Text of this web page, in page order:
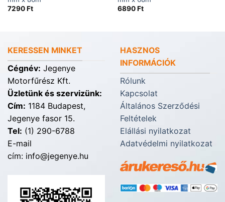
7290Ft
6890Ft
KERESSEN MINKET
Cégnév: Jegenye
Motorfűrész Kft.
Üzletünk és szervizünk:
Cím: 1184 Budapest,
Jegenye fasor 15.
Tel: (1) 290-6788
E-mail
cím: info@jegenye.hu
HASZNOS
INFORMÁCIÓK
Rólunk
Kapcsolat
Általános Szerződési
Feltételek
Elállási nyilatkozat
Adatvédelmi nyilatkozat